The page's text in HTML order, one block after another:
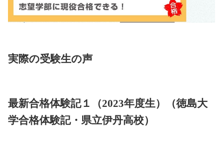
実際の受験生の声
最新合格体験記１（2023年度生）（徳島大
学合格体験記・県立伊丹高校）